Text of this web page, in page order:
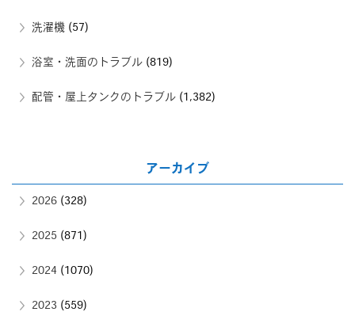
洗濯機 (57)
浴室・洗面のトラブル (819)
配管・屋上タンクのトラブル (1,382)
アーカイブ
2026 (328)
2025 (871)
2024 (1070)
2023 (559)